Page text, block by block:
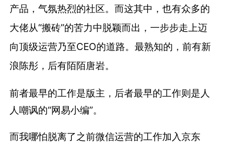
产品，气氛热烈的社区。而这其中，也有众多的
大佬从“搬砖”的苦力中脱颖而出，一步步走上迈
向顶级运营乃至CEO的道路。最熟知的，前有新
浪陈彤，后有陌陌唐岩。
前者最早的工作是版主，后者最早的工作则是人
人嘲讽的“网易小编”。
而我哪怕脱离了之前微信运营的工作加入京东